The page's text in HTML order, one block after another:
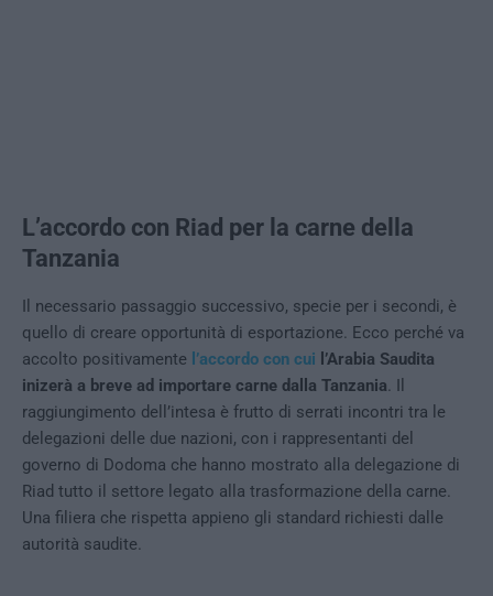
L’accordo con Riad per la carne della
Tanzania
Il necessario passaggio successivo, specie per i secondi, è
quello di creare opportunità di esportazione. Ecco perché va
accolto positivamente l’accordo con cui l’Arabia Saudita
inizerà a breve ad importare carne dalla Tanzania. Il
raggiungimento dell’intesa è frutto di serrati incontri tra le
delegazioni delle due nazioni, con i rappresentanti del
governo di Dodoma che hanno mostrato alla delegazione di
Riad tutto il settore legato alla trasformazione della carne.
Una filiera che rispetta appieno gli standard richiesti dalle
autorità saudite.